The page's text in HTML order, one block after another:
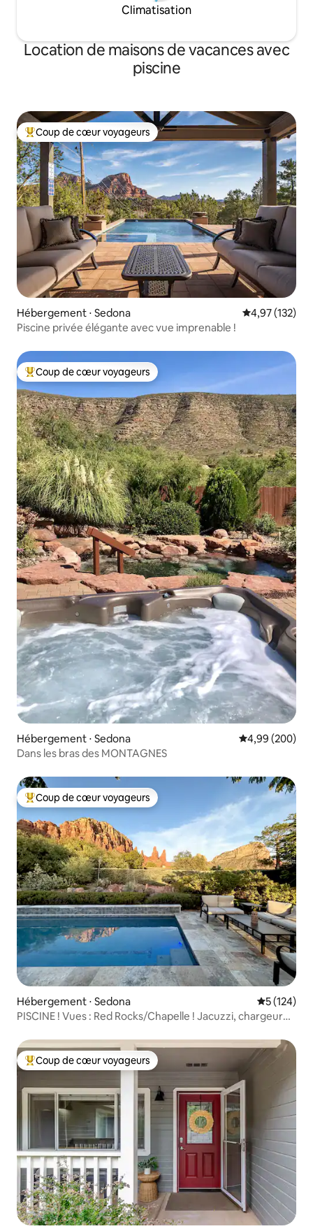
Climatisation
Location de maisons de vacances avec
piscine
Coups de cœur voyageurs les plus appréciés
Coup de cœur voyageurs
Hébergement ⋅ Sedona Évaluation
4,97 (132)
Piscine privée élégante avec vue imprenable !
Coups de cœur voyageurs les plus appréciés
Coup de cœur voyageurs
Hébergement ⋅ Sedona Évaluation
4,99 (200)
Dans les bras des MONTAGNES
Coups de cœur voyageurs les plus appréciés
Coup de cœur voyageurs
Hébergement ⋅ Sedona Évaluation
5 (124)
PISCINE ! Vues : Red Rocks/Chapelle ! Jacuzzi, chargeur
Coups de cœur voyageurs les plus appréciés
Coup de cœur voyageurs